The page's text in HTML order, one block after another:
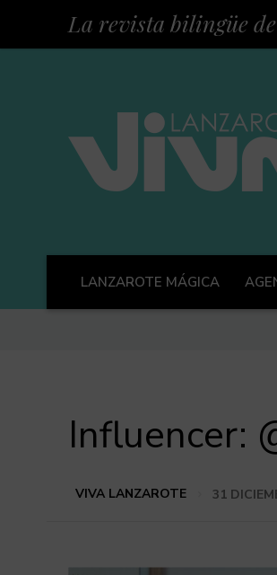
La revista bilingüe
LANZAROTE MÁGICA
Influencer:
VIVA LANZAROTE 31